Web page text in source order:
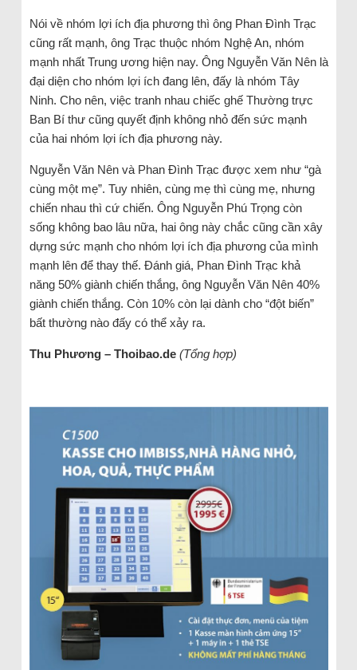
Nói về nhóm lợi ích địa phương thì ông Phan Đình Trạc
cũng rất mạnh, ông Trạc thuộc nhóm Nghệ An, nhóm
mạnh nhất Trung ương hiện nay. Ông Nguyễn Văn Nên là
đại diện cho nhóm lợi ích đang lên, đấy là nhóm Tây
Ninh. Cho nên, việc tranh nhau chiếc ghế Thường trực
Ban Bí thư cũng quyết định không nhỏ đến sức mạnh
của hai nhóm lợi ích địa phương này.
Nguyễn Văn Nên và Phan Đình Trạc được xem như “gà
cùng một mẹ”. Tuy nhiên, cùng mẹ thì cùng mẹ, nhưng
chiến nhau thì cứ chiến. Ông Nguyễn Phú Trọng còn
sống không bao lâu nữa, hai ông này chắc cũng cần xây
dựng sức mạnh cho nhóm lợi ích địa phương của mình
mạnh lên để thay thế. Đánh giá, Phan Đình Trạc khả
năng 50% giành chiến thắng, ông Nguyễn Văn Nên 40%
giành chiến thắng. Còn 10% còn lại dành cho “đột biến”
bất thường nào đấy có thể xảy ra.
Thu Phương – Thoibao.de (Tổng hợp)